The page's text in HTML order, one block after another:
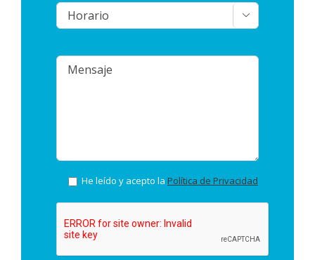

He leído y acepto la Política de Privacidad